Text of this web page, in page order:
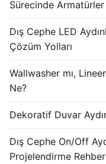
Cephe
Sürecinde Armatürler
Dış Cephe LED
Çözüm Yolları
Wallwasher mı,
Ne?
Dekoratif Duvar
Dış Cephe On/Off
Projelendirme